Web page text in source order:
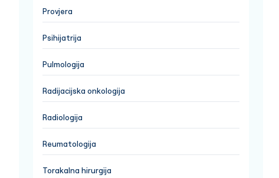
Provjera
Psihijatrija
Pulmologija
Radijacijska onkologija
Radiologija
Reumatologija
Torakalna hirurgija